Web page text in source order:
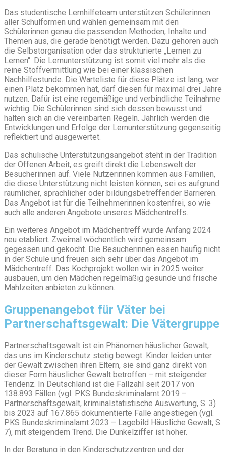
Das studentische Lernhilfeteam unterstützen Schülerinnen
aller Schulformen und wählen gemeinsam mit den
Schülerinnen genau die passenden Methoden, Inhalte und
Themen aus, die gerade benötigt werden. Dazu gehören auch
die Selbstorganisation oder das strukturierte „Lernen zu
Lernen“. Die Lernunterstützung ist somit viel mehr als die
reine Stoffvermittlung wie bei einer klassischen
Nachhilfestunde. Die Warteliste für diese Plätze ist lang, wer
einen Platz bekommen hat, darf diesen für maximal drei Jahre
nutzen. Dafür ist eine regemäßige und verbindliche Teilnahme
wichtig. Die Schülerinnen sind sich dessen bewusst und
halten sich an die vereinbarten Regeln. Jährlich werden die
Entwicklungen und Erfolge der Lernunterstützung gegenseitig
reflektiert und ausgewertet.
Das schulische Unterstützungsangebot steht in der Tradition
der Offenen Arbeit, es greift direkt die Lebenswelt der
Besucherinnen auf. Viele Nutzerinnen kommen aus Familien,
die diese Unterstützung nicht leisten können, sei es aufgrund
räumlicher, sprachlicher oder bildungsbetreffender Barrieren.
Das Angebot ist für die Teilnehmerinnen kostenfrei, so wie
auch alle anderen Angebote unseres Mädchentreffs.
Ein weiteres Angebot im Mädchentreff wurde Anfang 2024
neu etabliert. Zweimal wöchentlich wird gemeinsam
gegessen und gekocht. Die Besucherinnen essen häufig nicht
in der Schule und freuen sich sehr über das Angebot im
Mädchentreff. Das Kochprojekt wollen wir in 2025 weiter
ausbauen, um den Mädchen regelmäßig gesunde und frische
Mahlzeiten anbieten zu können.
Gruppenangebot für Väter bei
Partnerschaftsgewalt: Die Vätergruppe
Partnerschaftsgewalt ist ein Phänomen häuslicher Gewalt,
das uns im Kinderschutz stetig bewegt. Kinder leiden unter
der Gewalt zwischen ihren Eltern, sie sind ganz direkt von
dieser Form häuslicher Gewalt betroffen – mit steigender
Tendenz. In Deutschland ist die Fallzahl seit 2017 von
138.893 Fällen (vgl. PKS Bundeskriminalamt 2019 –
Partnerschaftsgewalt, kriminalstatistische Auswertung, S. 3)
bis 2023 auf 167.865 dokumentierte Fälle angestiegen (vgl.
PKS Bundeskriminalamt 2023 – Lagebild Häusliche Gewalt, S.
7), mit steigendem Trend. Die Dunkelziffer ist höher.
In der Beratung in den Kinderschutzzentren und der